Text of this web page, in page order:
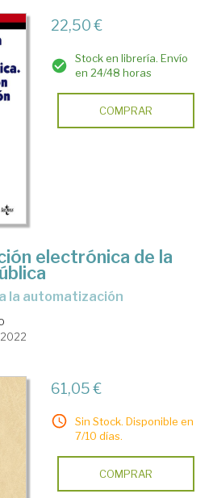
22,50 €
Stock en librería. Envío
en 24/48 horas
COMPRAR
electrónica de la
la automatización
61,05 €
Sin Stock. Disponible en
7/10 días.
COMPRAR